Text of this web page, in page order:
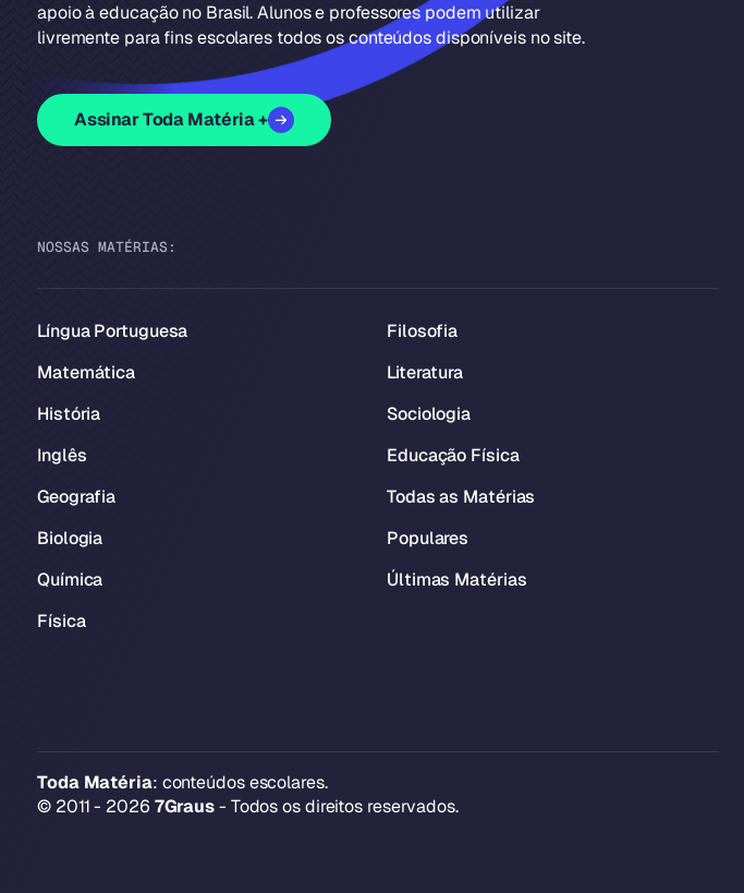
apoio à educação no Brasil. Alunos e professores podem utilizar
livremente para fins escolares todos os conteúdos disponíveis no site.
Assinar Toda Matéria +
NOSSAS MATÉRIAS:
Língua Portuguesa
Matemática
História
Inglês
Geografia
Biologia
Química
Física
Filosofia
Literatura
Sociologia
Educação Física
Todas as Matérias
Populares
Últimas Matérias
Toda Matéria: conteúdos escolares.
© 2011 - 2026 7Graus- Todos os direitos reservados.